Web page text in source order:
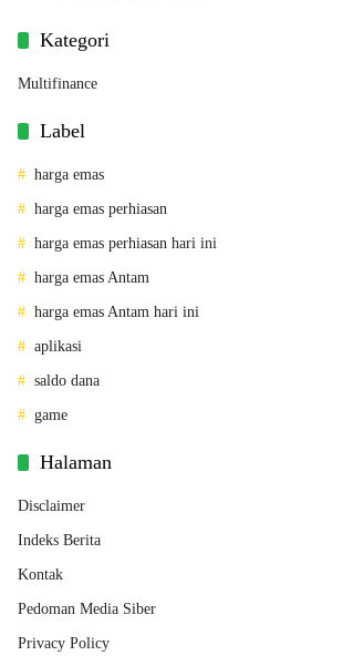
Kategori
Multifinance
Label
harga emas
harga emas perhiasan
harga emas perhiasan hari ini
harga emas Antam
harga emas Antam hari ini
aplikasi
saldo dana
game
Halaman
Disclaimer
Indeks Berita
Kontak
Pedoman Media Siber
Privacy Policy